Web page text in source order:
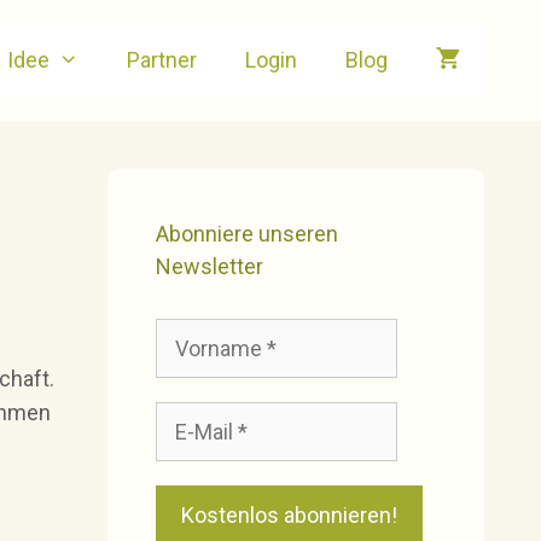
Idee Partner Login Blog
Abonniere unseren
Newsletter